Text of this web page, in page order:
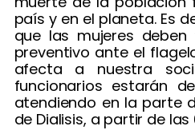
país y en el planeta. Es
que las mujeres
preventivo ante el
afecta a nuestra
funcionarios estarán
atendiendo en la parte
de Dialisis, a partir de